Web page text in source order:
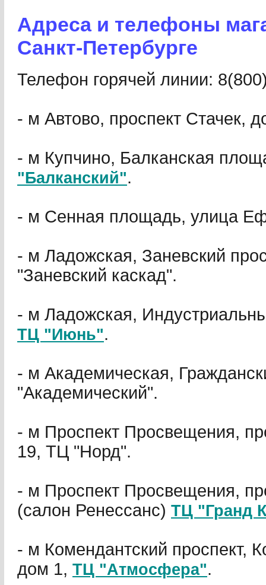
Адреса и телефоны
Санкт-Петербурге
Телефон горячей линии:
- м Автово, проспект Стачек,
- м Купчино, Балканская
"Балканский".
- м Сенная площадь, улица
- м Ладожская, Заневский
"Заневский каскад".
- м Ладожская,
ТЦ "Июнь".
- м Академическая,
"Академический".
- м Проспект Просвещения,
19, ТЦ "Норд".
- м Проспект Просвещения,
(салон Ренессанс) ТЦ "Гранд
- м Комендантский проспект,
дом 1, ТЦ "Атмосфера".